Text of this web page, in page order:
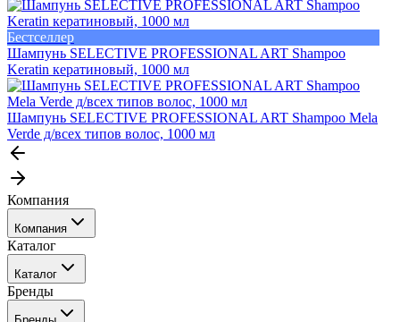
Бестселлер
Шампунь SELECTIVE PROFESSIONAL ART Shampoo
Keratin кератиновый, 1000 мл
Шампунь SELECTIVE PROFESSIONAL ART Shampoo Mela
Verde д/всех типов волос, 1000 мл
Компания
Компания
События
Покупателю
Каталог
Каталог
Профессиональные средства для окрашивания волос
Бренды